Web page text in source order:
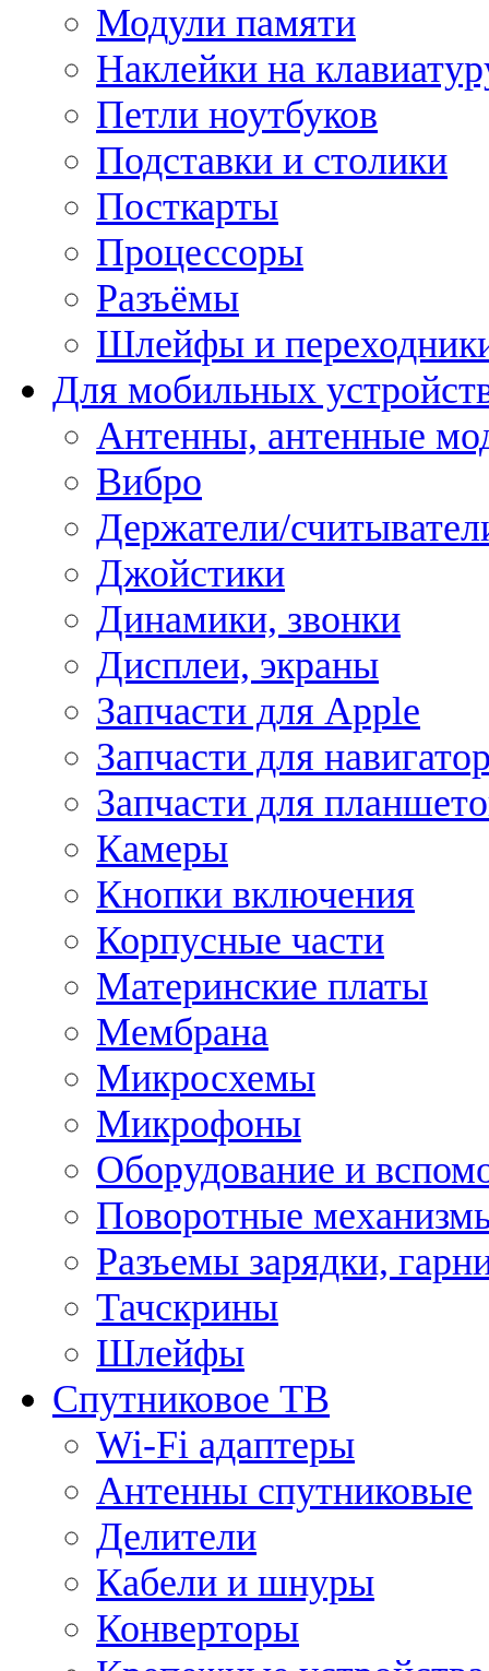
Модули памяти
Наклейки на
Петли ноутбуков
Подставки и столики
Посткарты
Процессоры
Разъёмы
Шлейфы и
Для мобильных
Антенны, антенные
Вибро
Держатели/
Джойстики
Динамики, звонки
Дисплеи, экраны
Запчасти для Apple
Запчасти для
Запчасти для
Камеры
Кнопки включения
Корпусные части
Материнские платы
Мембрана
Микросхемы
Микрофоны
Оборудование и
Поворотные
Разъемы зарядки,
Тачскрины
Шлейфы
Спутниковое ТВ
Wi-Fi адаптеры
Антенны спутниковые
Делители
Кабели и шнуры
Конверторы